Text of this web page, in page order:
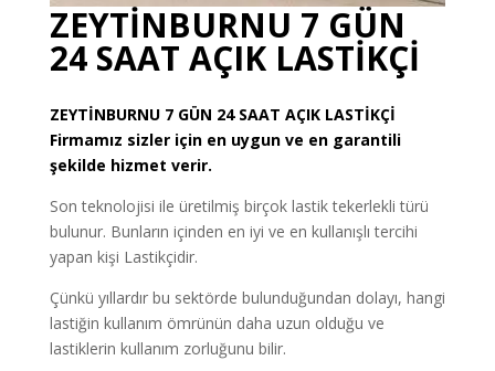
ZEYTİNBURNU 7 GÜN
24 SAAT AÇIK LASTİKÇİ
ZEYTİNBURNU 7 GÜN 24 SAAT AÇIK LASTİKÇİ
Firmamız sizler için en uygun ve en garantili
şekilde hizmet verir.
Son teknolojisi ile üretilmiş birçok lastik tekerlekli türü
bulunur. Bunların içinden en iyi ve en kullanışlı tercihi
yapan kişi Lastikçidir.
Çünkü yıllardır bu sektörde bulunduğundan dolayı, hangi
lastiğin kullanım ömrünün daha uzun olduğu ve
lastiklerin kullanım zorluğunu bilir.